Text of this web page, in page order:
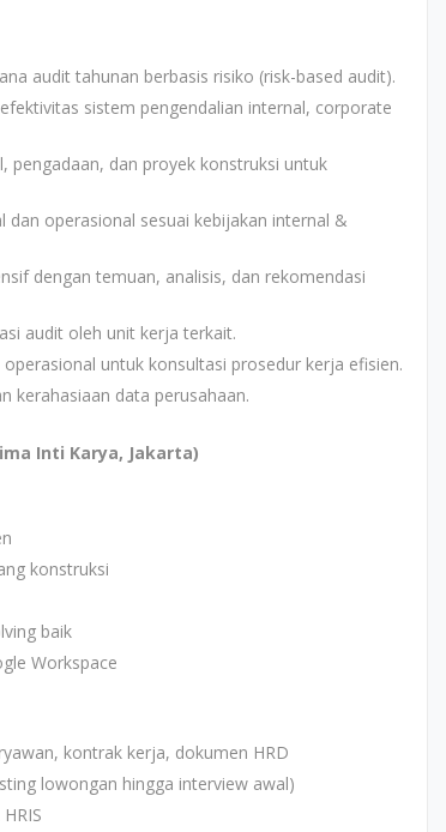
audit tahunan berbasis risiko (risk-based audit).
sistem pengendalian internal, corporate
pengadaan, dan proyek konstruksi untuk
dan operasional sesuai kebijakan internal &
dengan temuan, analisis, dan rekomendasi
audit oleh unit kerja terkait.
untuk konsultasi prosedur kerja efisien.
kerahasiaan data perusahaan.
Inti Karya, Jakarta)
konstruksi
baik
Workspace
kontrak kerja, dokumen HRD
lowongan hingga interview awal)